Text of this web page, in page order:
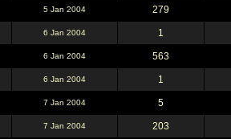
5 Jan 2004 279
6 Jan 2004 1
6 Jan 2004 563
6 Jan 2004 1
7 Jan 2004 5
7 Jan 2004 203